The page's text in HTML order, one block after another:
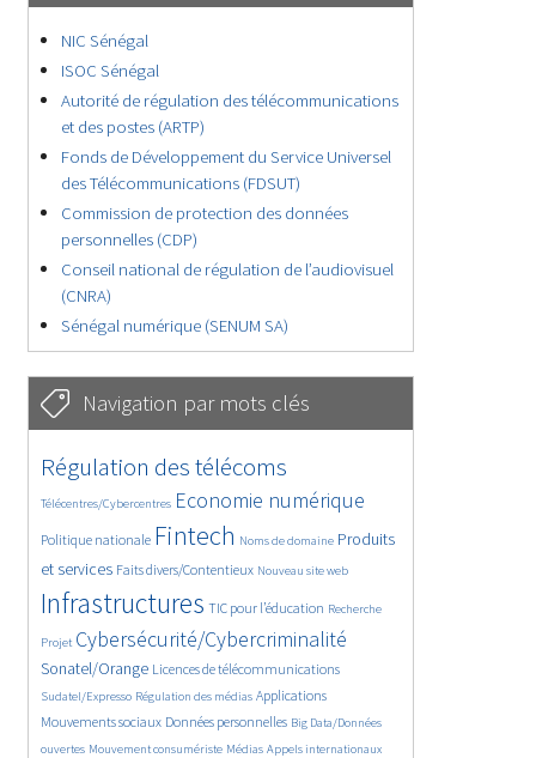
NIC Sénégal
ISOC Sénégal
Autorité de régulation des télécommunications
et des postes (ARTP)
Fonds de Développement du Service Universel
des Télécommunications (FDSUT)
Commission de protection des données
personnelles (CDP)
Conseil national de régulation de l’audiovisuel
(CNRA)
Sénégal numérique (SENUM SA)
Navigation par mots clés
4638/5745
Régulation des télécoms
364/5745
Télécentres/Cybercentres
3765/5745 Economie numérique
1872/5745
Politique nationale
5212/5745 Fintech
680/5745
Noms de domaine
2454/5745
Produits
et services
1604/5745 Faits divers/Contentieux
845/5745 Nouveau site web
5745/5745
Infrastructures
1838/5745
TIC pour l’éducation
206/5745
Recherche
249/5745
Projet
3666/5745Cybersécurité/Cybercriminalité
2319/5745
Sonatel/Orange
1629/5745 Licences de télécommunications
295/5745
Sudatel/Expresso
1018/5745 Régulation des médias
1524/5745 Applications
1241/5745
Mouvements sociaux
1664/5745 Données personnelles
145/5745
Big Data/Données
ouvertes
625/5745Mouvement consumériste
367/5745 Médias
757/5745
Appels internationaux